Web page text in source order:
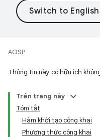
AOSP
Thông tin này có hữu ích
Trên trang này
Tóm tắt
Hàm khởi tạo công khai
Phương thức công khai